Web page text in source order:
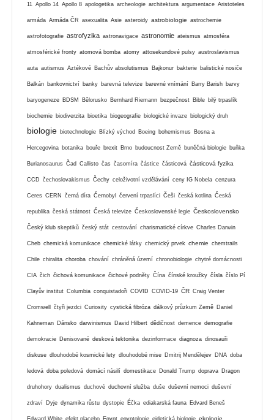
11 Apollo 14 Apollo 8 apologetika archeologie architektura argumentace Aristoteles
armáda Armáda ČR asexualita Asie asteroidy astrobiologie astrochemie
astrofotografie astrofyzika astronavigace astronomie ateismus atmosféra
atmosférické fronty atomová bomba atomy attosekundové pulsy austroslavismus
auta autismus Aztékové Bachův absolutismus Bajkonur bakterie balistické nosiče
Balkán bankovnictví banky barevná televize barevné vnímání Barry Barish barvy
baryogeneze BDSM Bělorusko Bernhard Riemann bezpečnost Bible bilý trpaslík
biochemie biodiverzita bioetika biogeografie biologické invaze biologický druh
biologie biotechnologie Blízký východ Boeing bohemismus Bosna a
Hercegovina botanika bouře brexit Brno budoucnost Země buněčná biologie buňka
Burianosaurus Čad Callisto čas časomíra částice částicová částicová fyzika
CCD čechoslovakismus Čechy celoživotní vzdělávání ceny IG Nobela cenzura
Ceres CERN černá díra Černobyl červení trpaslíci Češi česká kotlina Česká
republika česká státnost Česká televize Československé legie Československo
Český klub skeptiků český stát cestování charismatické církve Charles Darwin
Cheb chemická komunikace chemické látky chemický prvek chemie chemtrails
Chile chiralita choroba chování chráněná území chronobiologie chytré domácnosti
CIA čich čichová komunikace čichové podněty Čína čínské kroužky čísla číslo Pí
Clayův institut Columbia conquistadoři COVID COVID-19 ČR Craig Venter
Cromwell čtyři jezdci Curiosity cystická fibróza dálkový průzkum Země Daniel
Kahneman Dánsko darwinismus David Hilbert dědičnost demence demografie
demokracie Denisované desková tektonika dezinformace diagnoza dinosauři
diskuse dlouhodobé kosmické lety dlouhodobé mise Dmitrij Mendělejev DNA doba
ledová doba poledová domácí násilí domestikace Donald Trump doprava Dragon
druhohory dualismus duchové duchovní služba duše duševní nemoci duševní
zdraví Dyje dynamika růstu dystopie Éčka ediakarská fauna Edvard Beneš
Edward White efekt placebo Egypt egyptologie eidetická biologie ekologie